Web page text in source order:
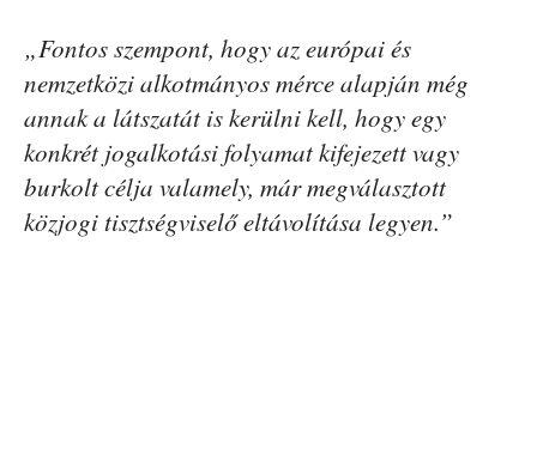
„Fontos szempont, hogy az európai és
nemzetközi alkotmányos mérce alapján még
annak a látszatát is kerülni kell, hogy egy
konkrét jogalkotási folyamat kifejezett vagy
burkolt célja valamely, már megválasztott
közjogi tisztségviselő eltávolítása legyen.”